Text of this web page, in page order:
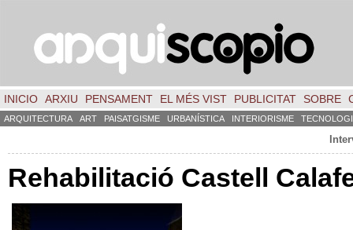
INICIO ARXIU PENSAMENT EL MÉS VIST PUBLICITAT SOBRE
ARQUITECTURA ART PAISATGISME URBANÍSTICA INTERIORISME
Rehabilitació Castell